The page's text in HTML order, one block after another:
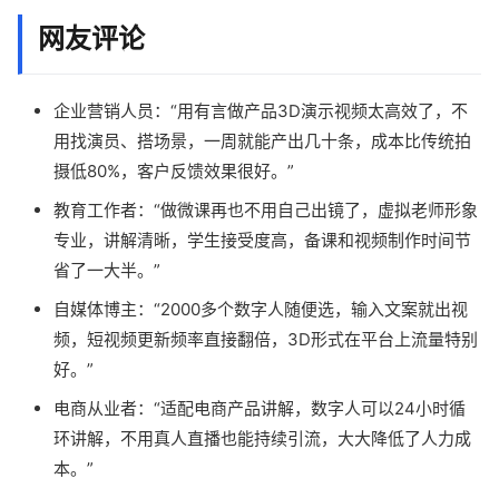
网友评论
企业营销人员：“用有言做产品3D演示视频太高效了，不
用找演员、搭场景，一周就能产出几十条，成本比传统拍
摄低80%，客户反馈效果很好。”
教育工作者：“做微课再也不用自己出镜了，虚拟老师形象
专业，讲解清晰，学生接受度高，备课和视频制作时间节
省了一大半。”
自媒体博主：“2000多个数字人随便选，输入文案就出视
频，短视频更新频率直接翻倍，3D形式在平台上流量特别
好。”
电商从业者：“适配电商产品讲解，数字人可以24小时循
环讲解，不用真人直播也能持续引流，大大降低了人力成
本。”